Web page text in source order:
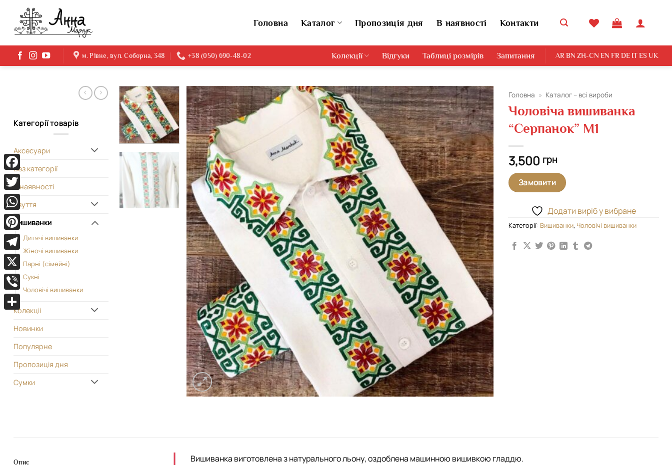
content
Головна Каталог Пропозиція дня В наявності Контакти
м. Рівне, вул. Соборна, 348 +38 (050) 690-48-02 Колекції Відгуки Таблиці розмірів Запитання AR BN ZH-CN EN FR DE IT ES UK
Категорії товарів
Аксесуари
Без категорії
В наявності
Взуття
Вишиванки
Дитячі вишиванки
Жіночі вишиванки
Парні (сімейні)
Сукні
Чоловічі вишиванки
Колекціі
Новинки
Популярне
Пропозиція дня
Сумки
Додати
виріб у
вибране
Головна » Каталог – всі вироби
Чоловіча вишиванка
“Серпанок” М1
3,500 грн
Замовити
Додати виріб у вибране
Категорії: Вишиванки, Чоловічі вишиванки
Опис
Вишиванка виготовлена з натурального льону, оздоблена машинною вишивкою гладдю.
Facebook
Twitter
WhatsApp
Pinterest
Telegram
X
Viber
Поділитися